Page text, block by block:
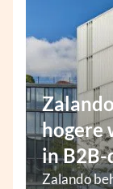
hogere
in
Zalando